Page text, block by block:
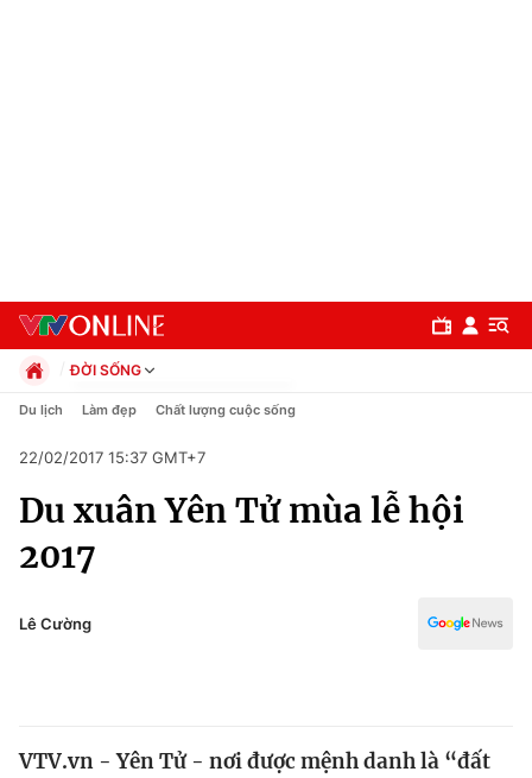
Chuyên mục
ĐỜI SỐNG
Chính trị
Pháp luật
Kinh tế
Thể thao
Truyền hình
Y tế
Du lịch Làm đẹp Chất lượng cuộc sống
22/02/2017 15:37 GMT+7
Du xuân Yên Tử mùa lễ hội
2017
Lê Cường
VTV.vn - Yên Tử - nơi được mệnh danh là “đất